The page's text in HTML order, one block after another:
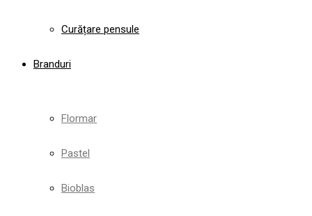
Curățare pensule
Branduri
Flormar
Pastel
Bioblas